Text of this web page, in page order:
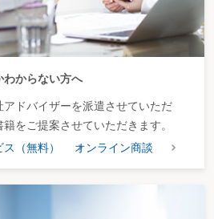
、プライバシー侵害である」と抗議された場
報の取扱いについて銀行や医療機関から同意
宅から苦情が出ている場合
栽の越境や落雪、発生した害虫・害獣による
合
自宅リフォームの提案があった場合
様にリフォームしたいが、被後見人の家族が
て、費用面を考慮して住替えを検討している
わからない方へ
ドバイザーを派遣させていただ
をご提案させていただきます。
（無料）
オンライン商談